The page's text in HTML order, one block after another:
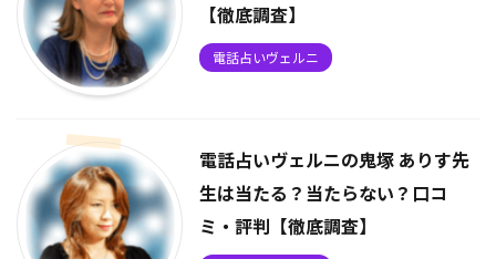
【徹底調査】
電話占いヴェルニ
電話占いヴェルニの鬼塚 ありす先
生は当たる？当たらない？口コ
ミ・評判【徹底調査】